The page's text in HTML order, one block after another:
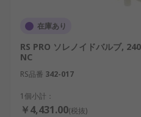
在庫あり
RS PRO ソレノイドバルブ,
NC
RS品番 342-017
1個小計：
￥4,431.00(税抜)